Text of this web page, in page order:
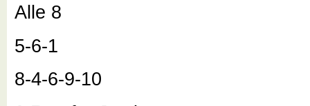
Alle 8
5-6-1
8-4-6-9-10